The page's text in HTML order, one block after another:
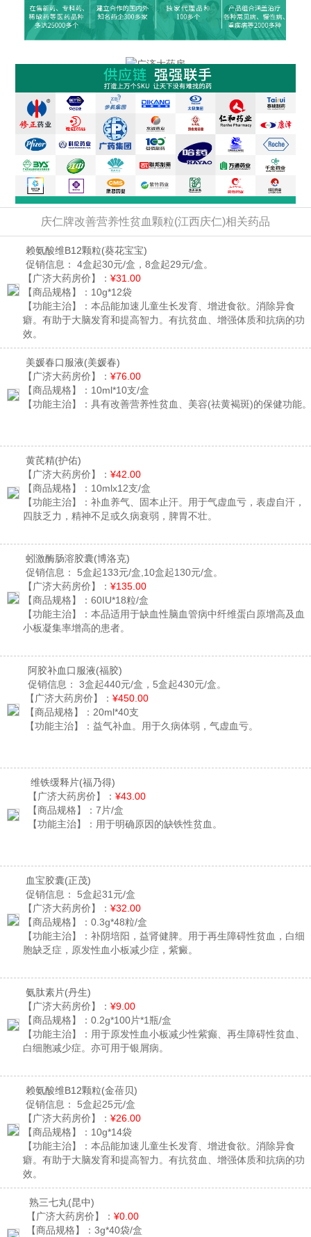
庆仁牌改善营养性贫血颗粒(江西庆仁)相关药品
赖氨酸维B12颗粒(葵花宝宝)
促销信息：
4盒起30元/盒，8盒起29元/盒。
【广济大药房价】： ¥31.00
【商品规格】： 10g*12袋
【功能主治】： 本品能加速儿童生长发育、增进食欲。消除异食
癖。有助于大脑发育和提高智力。有抗贫血、增强体质和抗病的功
效。
美媛春口服液(美媛春)
【广济大药房价】： ¥76.00
【商品规格】： 10ml*10支/盒
【功能主治】： 具有改善营养性贫血、美容(祛黄褐斑)的保健功能。
黄芪精(护佑)
【广济大药房价】： ¥42.00
【商品规格】： 10mlx12支/盒
【功能主治】： 补血养气、固本止汗。用于气虚血亏，表虚自汗，
四肢乏力，精神不足或久病衰弱，脾胃不壮。
蚓激酶肠溶胶囊(博洛克)
促销信息：
5盒起133元/盒,10盒起130元/盒。
【广济大药房价】： ¥135.00
【商品规格】： 60IU*18粒/盒
【功能主治】： 本品适用于缺血性脑血管病中纤维蛋白原增高及血
小板凝集率增高的患者。
阿胶补血口服液(福胶)
促销信息：
3盒起440元/盒，5盒起430元/盒。
【广济大药房价】： ¥450.00
【商品规格】： 20ml*40支
【功能主治】： 益气补血。用于久病体弱，气虚血亏。
维铁缓释片(福乃得)
【广济大药房价】： ¥43.00
【商品规格】： 7片/盒
【功能主治】： 用于明确原因的缺铁性贫血。
血宝胶囊(正茂)
促销信息：
5盒起31元/盒
【广济大药房价】： ¥32.00
【商品规格】： 0.3g*48粒/盒
【功能主治】： 补阴培阳，益肾健脾。用于再生障碍性贫血，白细
胞缺乏症，原发性血小板减少症，紫癜。
氨肽素片(丹生)
【广济大药房价】： ¥9.00
【商品规格】： 0.2g*100片*1瓶/盒
【功能主治】： 用于原发性血小板减少性紫癫、再生障碍性贫血、
白细胞减少症。亦可用于银屑病。
赖氨酸维B12颗粒(金蓓贝)
促销信息：
5盒起25元/盒
【广济大药房价】： ¥26.00
【商品规格】： 10g*14袋
【功能主治】： 本品能加速儿童生长发育、增进食欲。消除异食
癖。有助于大脑发育和提高智力。有抗贫血、增强体质和抗病的功
效。
熟三七丸(昆中)
【广济大药房价】： ¥0.00
【商品规格】： 3g*40袋/盒